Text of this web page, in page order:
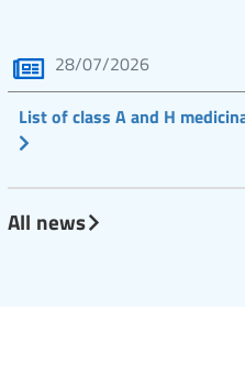
28/07/2026
List of class A and H
All news